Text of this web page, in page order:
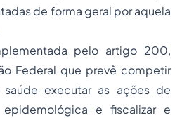
de forma geral por aquela
pelo artigo 200,
Federal que prevê competir
executar as ações de
e fiscalizar e